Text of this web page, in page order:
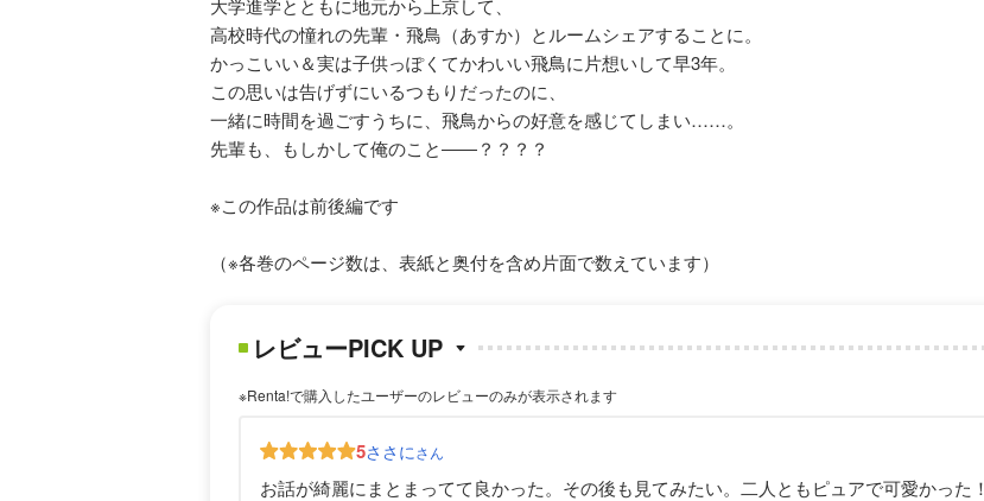
高校時代の憧れの先輩・飛鳥（あすか）とルームシェアすることに。
かっこいい＆実は子供っぽくてかわいい飛鳥に片想いして早3年。
この思いは告げずにいるつもりだったのに、
一緒に時間を過ごすうちに、飛鳥からの好意を感じてしまい……。
先輩も、もしかして俺のこと――？？？？
※この作品は前後編です
（※各巻のページ数は、表紙と奥付を含め片面で数えています）
レビューPICK UP
※Renta!で購入したユーザーのレビューのみが表示されます
5ささにさん
お話が綺麗にまとまってて良かった。その後も見てみたい。二人ともピュアで可愛かった！